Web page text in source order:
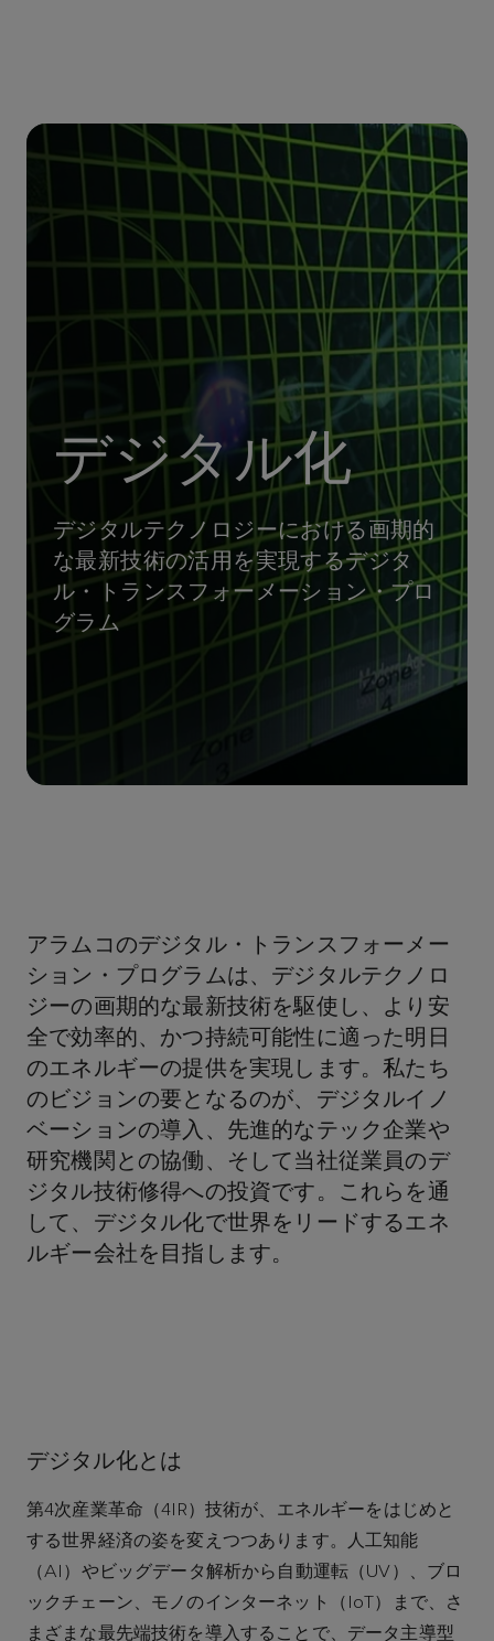
デジタル化
デジタルテクノロジーにおける画期的
な最新技術の活用を実現するデジタ
ル・トランスフォーメーション・プロ
グラム
アラムコのデジタル・トランスフォーメー
ション・プログラムは、デジタルテクノロ
ジーの画期的な最新技術を駆使し、より安
全で効率的、かつ持続可能性に適った明日
のエネルギーの提供を実現します。私たち
のビジョンの要となるのが、デジタルイノ
ベーションの導入、先進的なテック企業や
研究機関との協働、そして当社従業員のデ
ジタル技術修得への投資です。これらを通
して、デジタル化で世界をリードするエネ
ルギー会社を目指します。
デジタル化とは
第4次産業革命（4IR）技術が、エネルギーをはじめと
する世界経済の姿を変えつつあります。人工知能
（AI）やビッグデータ解析から自動運転（UV）、ブロ
ックチェーン、モノのインターネット（IoT）まで、さ
まざまな最先端技術を導入することで、データ主導型